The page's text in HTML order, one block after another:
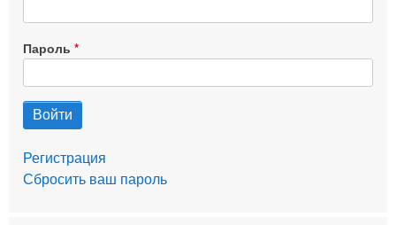
Пароль
Регистрация
Сбросить ваш пароль